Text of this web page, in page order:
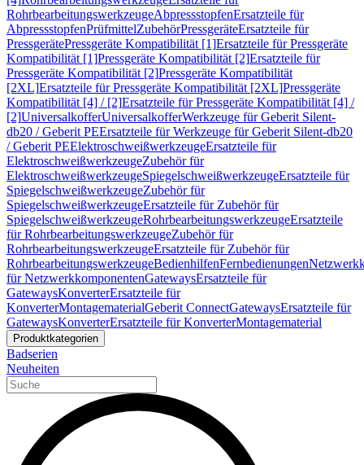
RohrbearbeitungswerkzeugeAbpressstopfenErsatzteile für
AbpressstopfenPrüfmittelZubehörPressgeräteErsatzteile für
PressgerätePressgeräte Kompatibilität [1]Ersatzteile für Pressgeräte
Kompatibilität [1]Pressgeräte Kompatibilität [2]Ersatzteile für
Pressgeräte Kompatibilität [2]Pressgeräte Kompatibilität
[2XL]Ersatzteile für Pressgeräte Kompatibilität [2XL]Pressgeräte
Kompatibilität [4] / [2]Ersatzteile für Pressgeräte Kompatibilität [4] /
[2]UniversalkofferUniversalkofferWerkzeuge für Geberit Silent-
db20 / Geberit PEErsatzteile für Werkzeuge für Geberit Silent-db20
/ Geberit PEElektroschweißwerkzeugeErsatzteile für
ElektroschweißwerkzeugeZubehör für
ElektroschweißwerkzeugeSpiegelschweißwerkzeugeErsatzteile für
SpiegelschweißwerkzeugeZubehör für
SpiegelschweißwerkzeugeErsatzteile für Zubehör für
SpiegelschweißwerkzeugeRohrbearbeitungswerkzeugeErsatzteile
für RohrbearbeitungswerkzeugeZubehör für
RohrbearbeitungswerkzeugeErsatzteile für Zubehör für
RohrbearbeitungswerkzeugeBedienhilfenFernbedienungen
für NetzwerkkomponentenGatewaysErsatzteile für
GatewaysKonverterErsatzteile für
KonverterMontagematerialGeberit ConnectGatewaysErsatzteile für
GatewaysKonverterErsatzteile für KonverterMontagematerial
Produktkategorien
Badserien
Neuheiten